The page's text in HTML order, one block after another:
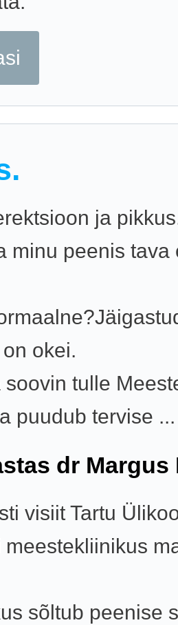
ja
minu peenis tava
okei.
soovin tulle
puudub tervise ...
dr Margus
visiit Tartu
meestekliinikus
sõltub peenise